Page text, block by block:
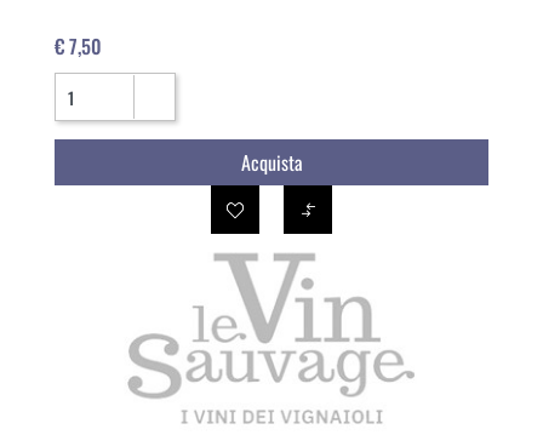
€ 7,50
Quantità
Acquista